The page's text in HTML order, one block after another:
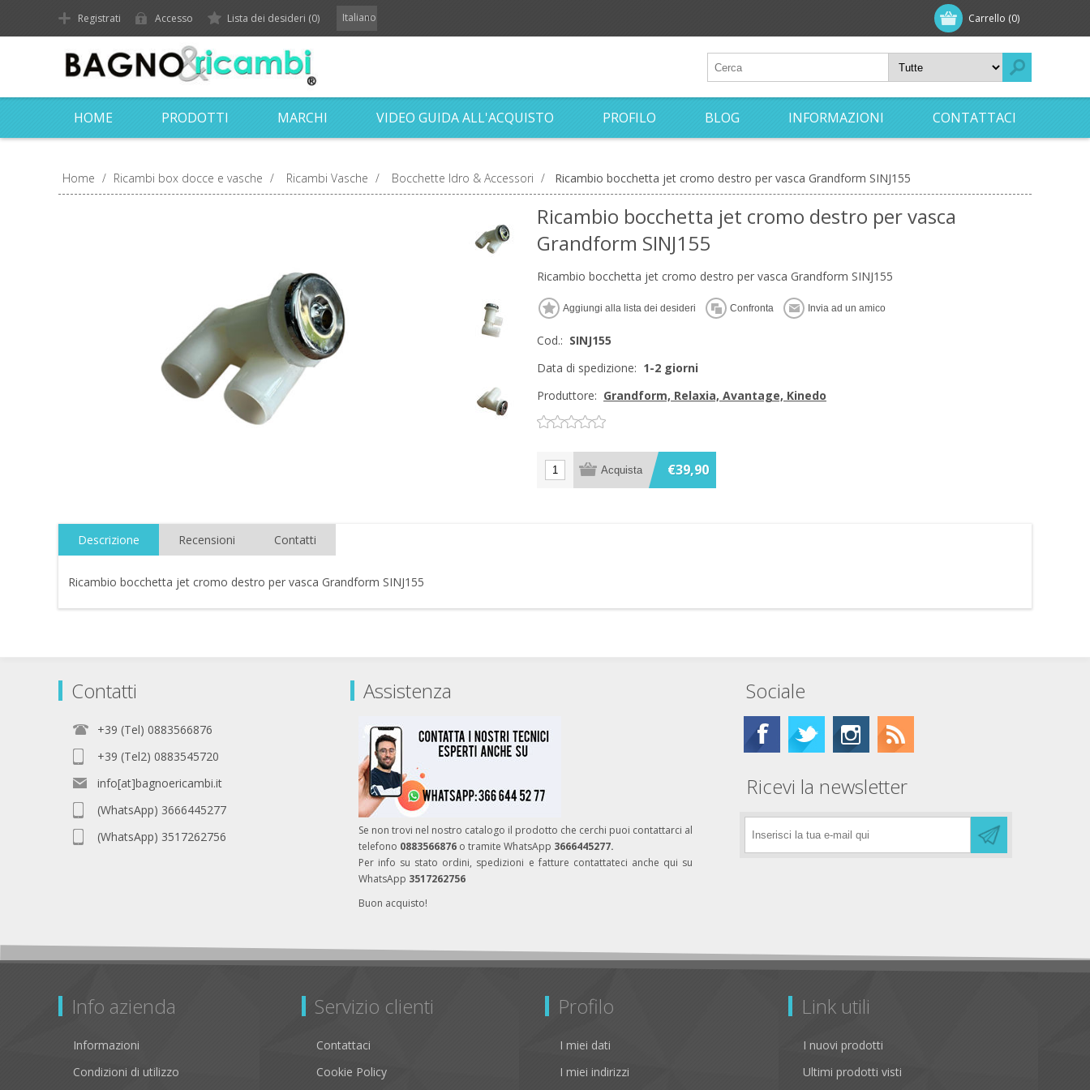
Carrello (0)
Registrati Accesso Lista dei desideri (0) Italiano
HOME PRODOTTI MARCHI VIDEO GUIDA ALL'ACQUISTO PROFILO BLOG INFORMAZIONI CONTATTACI
Home / Ricambi box docce e vasche / Ricambi Vasche / Bocchette Idro & Accessori / Ricambio bocchetta jet cromo destro per vasca Grandform SINJ155
Ricambio bocchetta jet cromo destro per vasca
Grandform SINJ155
Ricambio bocchetta jet cromo destro per vasca Grandform SINJ155
Cod.: SINJ155
Data di spedizione: 1-2 giorni
Produttore: Grandform, Relaxia, Avantage, Kinedo
€39,90
Descrizione Recensioni Contatti
Ricambio bocchetta jet cromo destro per vasca Grandform SINJ155
Contatti
+39 (Tel) 0883566876
+39 (Tel2) 0883545720
info[at]bagnoericambi.it
(WhatsApp) 3666445277
(WhatsApp) 3517262756
Assistenza
Se non trovi nel nostro catalogo il prodotto che cerchi puoi contattarci al
telefono 0883566876 o tramite WhatsApp 3666445277.
Per info su stato ordini, spedizioni e fatture contattateci anche qui su
WhatsApp 3517262756
Buon acquisto!
Sociale
Ricevi la newsletter
Info azienda
Informazioni
Condizioni di utilizzo
Servizio clienti
Contattaci
Cookie Policy
Profilo
I miei dati
I miei indirizzi
Link utili
I nuovi prodotti
Ultimi prodotti visti